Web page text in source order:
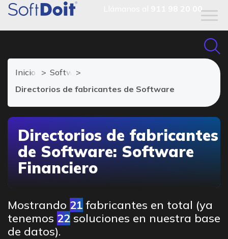
911 98 20 00
Inicio
Software Financiero
Directorios de fabricantes de Software
Directorios de fabricantes
de Software: Software
Financiero
Mostrando 21 fabricantes en total (ya
tenemos 22 soluciones en nuestra base
de datos).